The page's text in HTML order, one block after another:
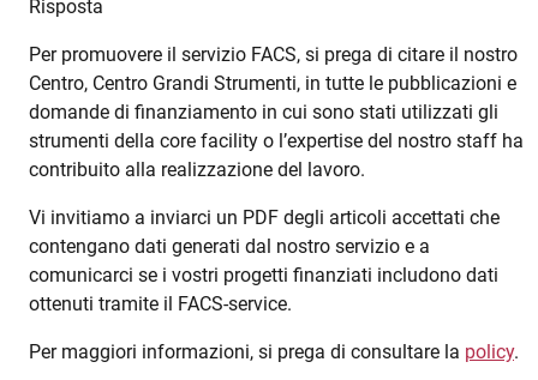
Risposta
Per promuovere il servizio FACS, si prega di citare il nostro
Centro, Centro Grandi Strumenti, in tutte le pubblicazioni e
domande di finanziamento in cui sono stati utilizzati gli
strumenti della core facility o l’expertise del nostro staff ha
contribuito alla realizzazione del lavoro.
Vi invitiamo a inviarci un PDF degli articoli accettati che
contengano dati generati dal nostro servizio e a
comunicarci se i vostri progetti finanziati includono dati
ottenuti tramite il FACS-service.
Per maggiori informazioni, si prega di consultare la policy.